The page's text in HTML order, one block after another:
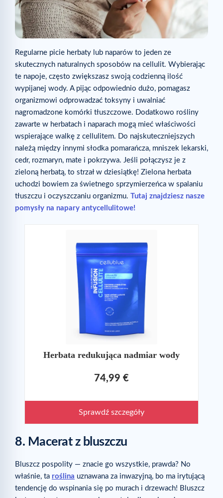
Regularne picie herbaty lub naparów to jeden ze
skutecznych naturalnych sposobów na cellulit. Wybierając
te napoje, często zwiększasz swoją codzienną ilość
wypijanej wody. A pijąc odpowiednio dużo, pomagasz
organizmowi odprowadzać toksyny i uwalniać
nagromadzone komórki tłuszczowe. Dodatkowo rośliny
zawarte w herbatach i naparach mogą mieć właściwości
wspierające walkę z cellulitem. Do najskuteczniejszych
należą między innymi słodka pomarańcza, mniszek lekarski,
cedr, rozmaryn, mate i pokrzywa. Jeśli połączysz je z
zieloną herbatą, to strzał w dziesiątkę! Zielona herbata
uchodzi bowiem za świetnego sprzymierzeńca w spalaniu
tłuszczu i oczyszczaniu organizmu. Tutaj znajdziesz nasze
pomysły na napary antycellulitowe!
Herbata redukująca nadmiar wody
74,99 €
Sprawdź szczegóły
8. Macerat z bluszczu
Bluszcz pospolity — znacie go wszystkie, prawda? No
właśnie, ta roślina uznawana za inwazyjną, bo ma irytującą
tendencję do wspinania się po murach i drzewach! Bluszcz